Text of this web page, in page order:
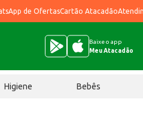
de OfertasCartão Atacadão
Baixe o app
Meu Atacadão
Higiene Bebês